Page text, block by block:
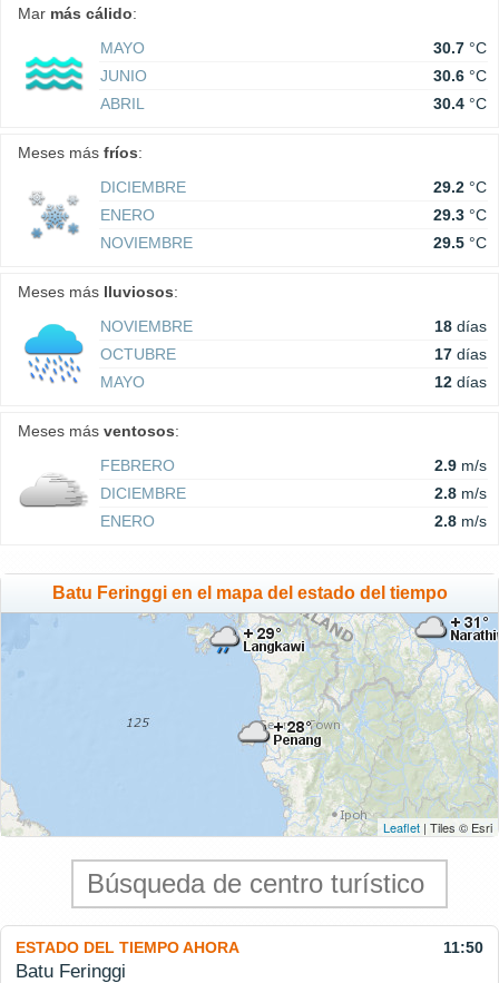
Mar más cálido:
MAYO
30.7 °C
JUNIO
30.6 °C
ABRIL
30.4 °C
Meses más fríos:
DICIEMBRE
29.2 °C
ENERO
29.3 °C
NOVIEMBRE
29.5 °C
Meses más lluviosos:
NOVIEMBRE
18 días
OCTUBRE
17 días
MAYO
12 días
Meses más ventosos:
FEBRERO
2.9 m/s
DICIEMBRE
2.8 m/s
ENERO
2.8 m/s
Batu Feringgi en el mapa del estado del tiempo
Leaflet | Tiles © Esri
ESTADO DEL TIEMPO AHORA 11:50
Batu Feringgi